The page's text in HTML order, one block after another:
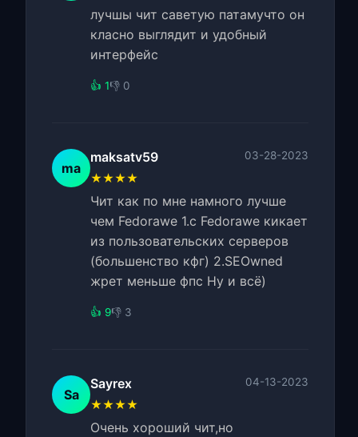
лучшы чит саветую патамучто он
класно выглядит и удобный
интерфейс
👍 1👎 0
ma
maksatv59 03-28-2023
★★★★
Чит как по мне намного лучше
чем Fedorawe 1.с Fedorawe кикает
из пользовательских серверов
(большенство кфг) 2.SEOwned
жрет меньше фпс Ну и всё)
👍 9👎 3
Sa
Sayrex 04-13-2023
★★★★
Очень хороший чит,но